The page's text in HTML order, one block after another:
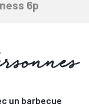
6p
un barbecue